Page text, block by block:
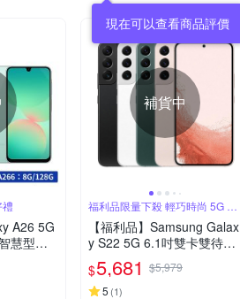
現在可以查看商品評價
A26 5G
慧型手
補貨中
福利品限量下殺 輕巧時尚 5G 旗
艦手機
【福利品】Samsung Galax
y S22 5G 6.1吋雙卡雙待旗
艦手機(8GB/256GB)
$5,681 $5,979
5 (1)